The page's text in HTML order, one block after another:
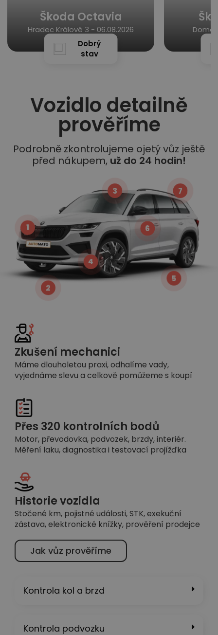
Škoda Octavia
Hradec Králové 3 - 06.08.2026
Dobrý
stav
Vozidlo detailně
prověříme
Podrobně zkontrolujeme ojetý vůz ještě
před nákupem, už do 24 hodin!
Zkušení mechanici
Máme dlouholetou praxi, odhalíme vady,
vyjednáme slevu a celkově pomůžeme s koupí
Přes 320 kontrolních bodů
Motor, převodovka, podvozek, brzdy, interiér.
Měření laku, diagnostika i testovací projížďka
Historie vozidla
Stočené km, pojistné události, STK, exekuční
zástava, elektronické knížky, prověření prodejce
Jak vůz prověříme
1
2
3
4
5
6
7
Kontrola kol a brzd
Kontrola podvozku